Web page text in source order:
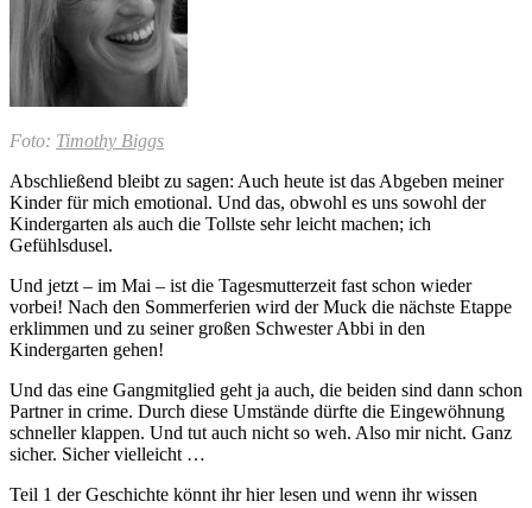
Foto: Timothy Biggs
Abschließend bleibt zu sagen: Auch heute ist das Abgeben meiner
Kinder für mich emotional. Und das, obwohl es uns sowohl der
Kindergarten als auch die Tollste sehr leicht machen; ich
Gefühlsdusel.
Und jetzt – im Mai – ist die Tagesmutterzeit fast schon wieder
vorbei! Nach den Sommerferien wird der Muck die nächste Etappe
erklimmen und zu seiner großen Schwester Abbi in den
Kindergarten gehen!
Und das eine Gangmitglied geht ja auch, die beiden sind dann schon
Partner in crime. Durch diese Umstände dürfte die Eingewöhnung
schneller klappen. Und tut auch nicht so weh. Also mir nicht. Ganz
sicher. Sicher vielleicht …
Teil 1 der Geschichte könnt ihr hier lesen und wenn ihr wissen